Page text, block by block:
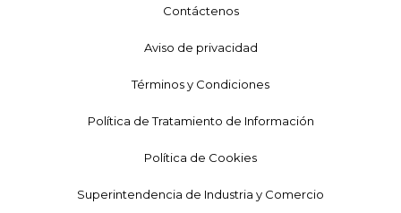
Contáctenos
Aviso de privacidad
Términos y Condiciones
Política de Tratamiento de Información
Política de Cookies
Superintendencia de Industria y Comercio